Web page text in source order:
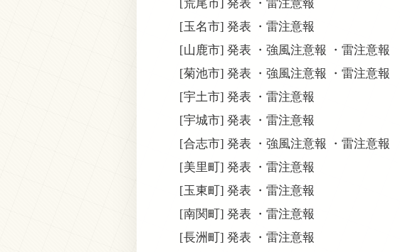
[荒尾市] 発表 ・雷注意報
[玉名市] 発表 ・雷注意報
[山鹿市] 発表 ・強風注意報 ・雷注意報
[菊池市] 発表 ・強風注意報 ・雷注意報
[宇土市] 発表 ・雷注意報
[宇城市] 発表 ・雷注意報
[合志市] 発表 ・強風注意報 ・雷注意報
[美里町] 発表 ・雷注意報
[玉東町] 発表 ・雷注意報
[南関町] 発表 ・雷注意報
[長洲町] 発表 ・雷注意報